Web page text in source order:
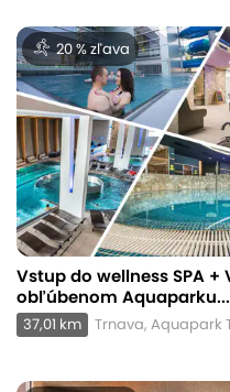
20 % zľava
Vstup do wellness SPA
obľúbenom Aquaparku...
37,01 km Trnava, Aquapark